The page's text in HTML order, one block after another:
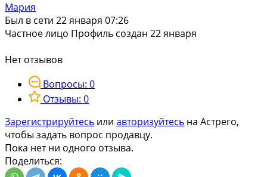
Мария
Был в сети 22 января 07:26
Частное лицо Профиль создан 22 января
Нет отзывов
Вопросы: 0
Отзывы: 0
Зарегистрируйтесь или авторизуйтесь на Астрего,
чтобы задать вопрос продавцу.
Пока нет ни одного отзыва.
Поделиться: